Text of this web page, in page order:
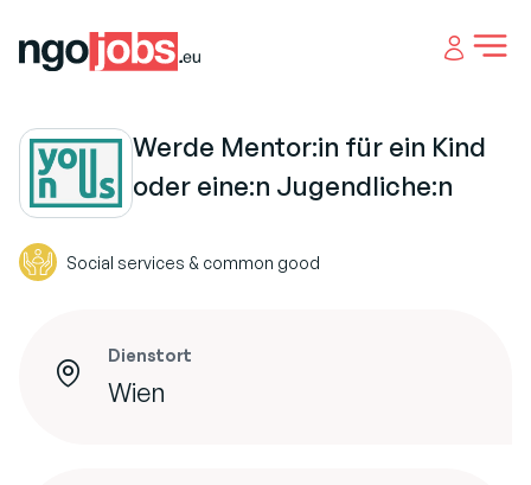
Open
Werde Mentor:in für ein Kind
oder eine:n Jugendliche:n
Social services & common good
Dienstort
Wien